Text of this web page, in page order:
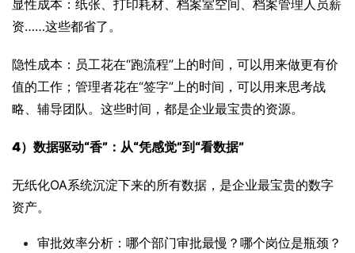
显性成本：纸张、打印耗材、档案室空间、档案管理人员薪
资……这些都省了。
隐性成本：员工花在“跑流程”上的时间，可以用来做更有价
值的工作；管理者花在“签字”上的时间，可以用来思考战
略、辅导团队。这些时间，都是企业最宝贵的资源。
4）数据驱动“香”：从“凭感觉”到“看数据”
无纸化OA系统沉淀下来的所有数据，是企业最宝贵的数字
资产。
审批效率分析：哪个部门审批最慢？哪个岗位是瓶颈？